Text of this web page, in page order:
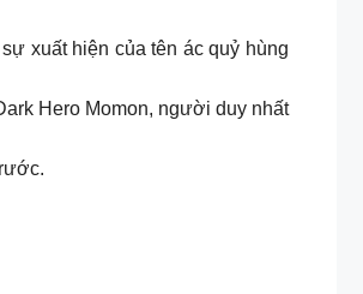
xuất hiện của tên ác quỷ hùng
Hero Momon, người duy nhất